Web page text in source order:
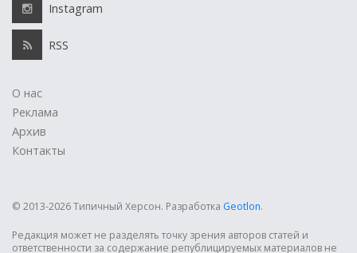
Instagram
RSS
О нас
Реклама
Архив
Контакты
© 2013-2026 Типичный Херсон. Разработка Geotlon.
Редакция может не разделять точку зрения авторов статей и
ответственности за содержание републицируемых материалов не